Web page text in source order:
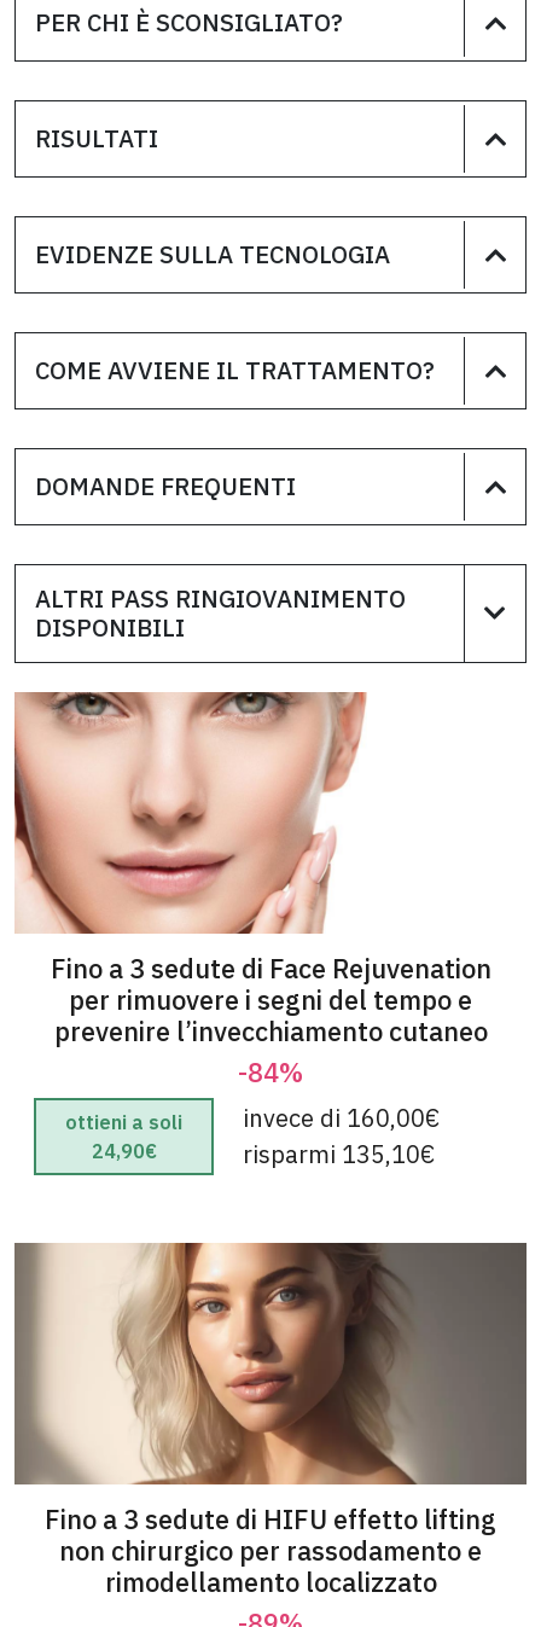
PER CHI È SCONSIGLIATO?
RISULTATI
EVIDENZE SULLA TECNOLOGIA
COME AVVIENE IL TRATTAMENTO?
DOMANDE FREQUENTI
ALTRI PASS RINGIOVANIMENTO
DISPONIBILI
Fino a 3 sedute di Face Rejuvenation
per rimuovere i segni del tempo e
prevenire l’invecchiamento cutaneo
-84%
ottieni a soli
24,90€
invece di 160,00€
risparmi 135,10€
Fino a 3 sedute di HIFU effetto lifting
non chirurgico per rassodamento e
rimodellamento localizzato